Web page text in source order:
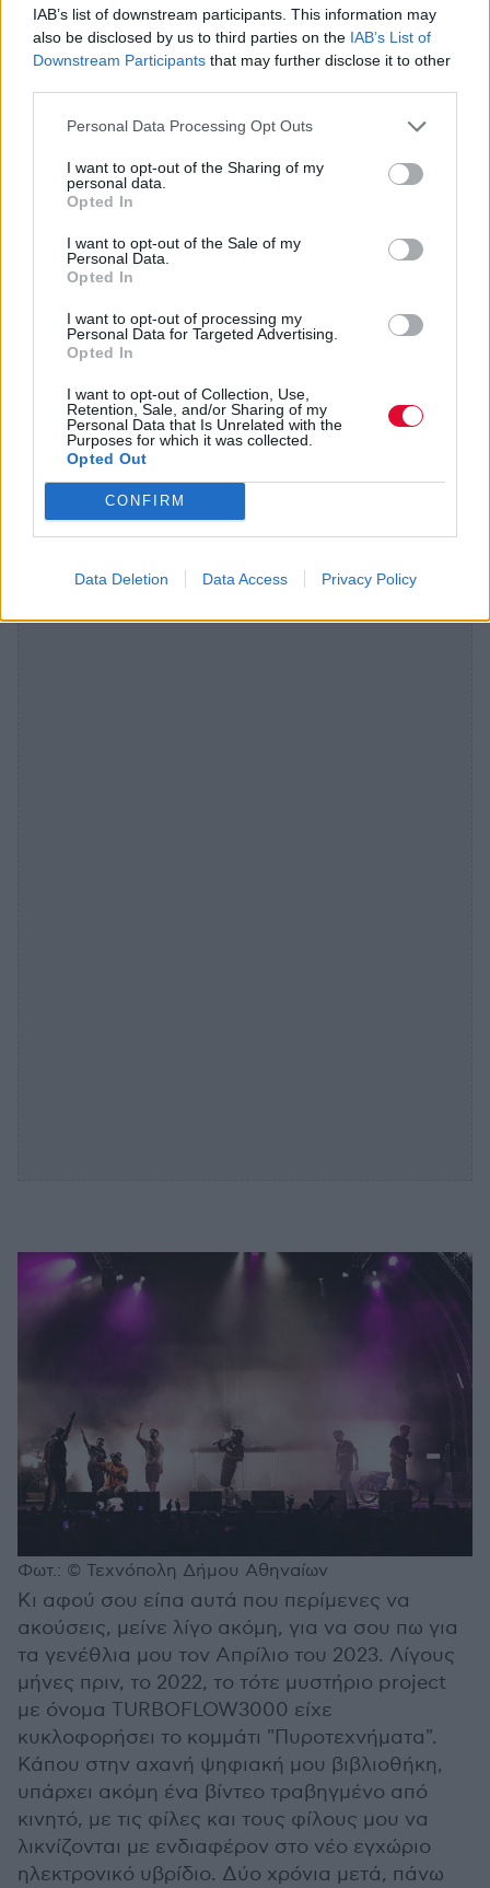
IAB’s list of downstream participants. This information may
also be disclosed by us to third parties on the IAB’s List of
Downstream Participants that may further disclose it to other
Personal Data Processing Opt Outs
I want to opt-out of the Sharing of my
personal data.
Opted In
I want to opt-out of the Sale of my
Personal Data.
Opted In
I want to opt-out of processing my
Personal Data for Targeted Advertising.
Opted In
I want to opt-out of Collection, Use,
Retention, Sale, and/or Sharing of my
Personal Data that Is Unrelated with the
Purposes for which it was collected.
Opted Out
CONFIRM
Data Deletion Data Access Privacy Policy
τα Λαμπάκια", "Το Πιο Ωραίο Ξεφτυλίκι", "15
'Αλφα", "Aerolin" και άλλων, ακούστηκαν
καινούρια κομμάτια όπως το "Athens Βy Νight",
αλλά και συνθήματα υποστήριξης στον
Παλαιστινιακό λαό - γιατί, βεβαίως, όπως
ρεγκετόν, αλλά πρωτίστως επιδιώκουμε να
είμαστε στη σωστή πλευρά της ιστορίας. Το live
έκλεισε με το "Θανάτω Θάνατο Πατήσια" και
την προσωπική μου αίσθηση πως, μαζί με τις
τοξίνες του ιδρώτα, κύλησε από τα κορμιά μας
και λιγάκι από το βάρος των ημερών.
Φωτ.: © Τεχνόπολη Δήμου Αθηναίων
Κι αφού σου είπα αυτά που περίμενες να
ακούσεις, μείνε λίγο ακόμη, για να σου πω για
τα γενέθλια μου τον Απρίλιο του 2023. Λίγους
μήνες πριν, το 2022, το τότε μυστήριο project
με όνομα TURBOFLOW3000 είχε
κυκλοφορήσει το κομμάτι "Πυροτεχνήματα".
Κάπου στην αχανή ψηφιακή μου βιβλιοθήκη,
υπάρχει ακόμη ένα βίντεο τραβηγμένο από
κινητό, με τις φίλες και τους φίλους μου να
λικνίζονται με ενδιαφέρον στο νέο εγχώριο
ηλεκτρονικό υβρίδιο. Δύο χρόνια μετά, πάνω